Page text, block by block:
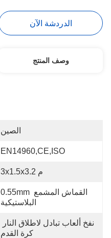
الدردشة الآن
وصف المنتج
الصين
EN14960,CE,ISO
3x1.5x3.2 م
0.55mm القماش المشمع
البلاستيكية
كرة القدم